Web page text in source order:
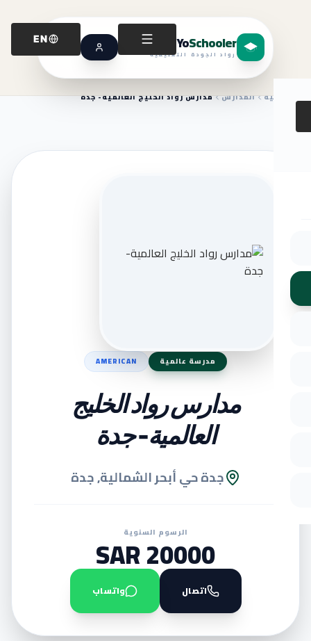
YoSchooler
رواد الجودة التعليمية
EN
الرئيسية المدارس مدارس رواد الخليج العالمية- جدة
مدرسة عالمية AMERICAN
مدارس رواد الخليج
العالمية- جدة
جدة حي أبحر الشمالية, جدة
الرسوم السنوية
20000 SAR
اتصال واتساب